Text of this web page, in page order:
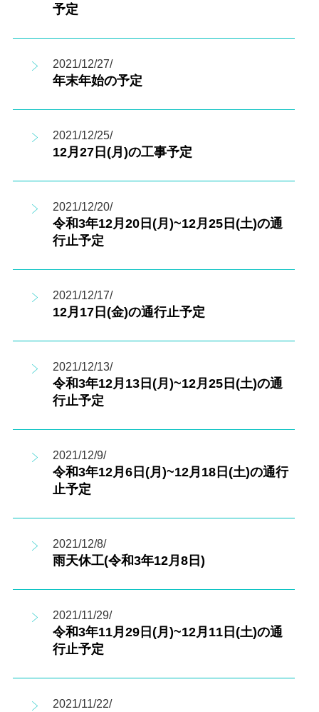
予定
2021/12/27/
年末年始の予定
2021/12/25/
12月27日(月)の工事予定
2021/12/20/
令和3年12月20日(月)~12月25日(土)の通
行止予定
2021/12/17/
12月17日(金)の通行止予定
2021/12/13/
令和3年12月13日(月)~12月25日(土)の通
行止予定
2021/12/9/
令和3年12月6日(月)~12月18日(土)の通行
止予定
2021/12/8/
雨天休工(令和3年12月8日)
2021/11/29/
令和3年11月29日(月)~12月11日(土)の通
行止予定
2021/11/22/